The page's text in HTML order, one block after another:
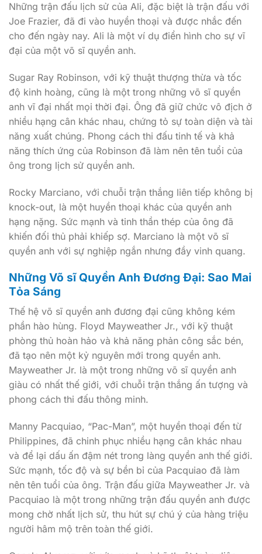
Những trận đấu lịch sử của Ali, đặc biệt là trận đấu với
Joe Frazier, đã đi vào huyền thoại và được nhắc đến
cho đến ngày nay. Ali là một ví dụ điển hình cho sự vĩ
đại của một võ sĩ quyền anh.
Sugar Ray Robinson, với kỹ thuật thượng thừa và tốc
độ kinh hoàng, cũng là một trong những võ sĩ quyền
anh vĩ đại nhất mọi thời đại. Ông đã giữ chức vô địch ở
nhiều hạng cân khác nhau, chứng tỏ sự toàn diện và tài
năng xuất chúng. Phong cách thi đấu tinh tế và khả
năng thích ứng của Robinson đã làm nên tên tuổi của
ông trong lịch sử quyền anh.
Rocky Marciano, với chuỗi trận thắng liên tiếp không bị
knock-out, là một huyền thoại khác của quyền anh
hạng nặng. Sức mạnh và tinh thần thép của ông đã
khiến đối thủ phải khiếp sợ. Marciano là một võ sĩ
quyền anh với sự nghiệp ngắn nhưng đầy vinh quang.
Những Võ sĩ Quyền Anh Đương Đại: Sao Mai
Tỏa Sáng
Thế hệ võ sĩ quyền anh đương đại cũng không kém
phần hào hùng. Floyd Mayweather Jr., với kỹ thuật
phòng thủ hoàn hảo và khả năng phản công sắc bén,
đã tạo nên một kỷ nguyên mới trong quyền anh.
Mayweather Jr. là một trong những võ sĩ quyền anh
giàu có nhất thế giới, với chuỗi trận thắng ấn tượng và
phong cách thi đấu thông minh.
Manny Pacquiao, “Pac-Man”, một huyền thoại đến từ
Philippines, đã chinh phục nhiều hạng cân khác nhau
và để lại dấu ấn đậm nét trong làng quyền anh thế giới.
Sức mạnh, tốc độ và sự bền bỉ của Pacquiao đã làm
nên tên tuổi của ông. Trận đấu giữa Mayweather Jr. và
Pacquiao là một trong những trận đấu quyền anh được
mong chờ nhất lịch sử, thu hút sự chú ý của hàng triệu
người hâm mộ trên toàn thế giới.